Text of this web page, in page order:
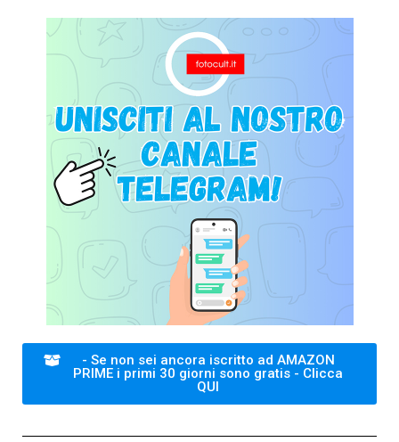
- Se non sei ancora iscritto ad AMAZON
PRIME i primi 30 giorni sono gratis - Clicca
QUI